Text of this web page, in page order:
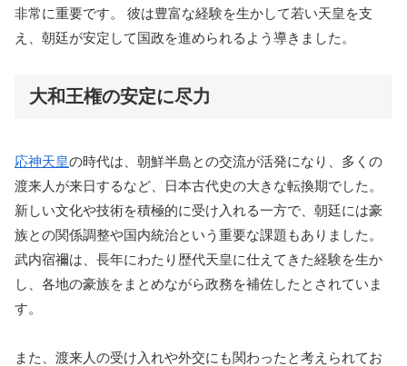
非常に重要です。 彼は豊富な経験を生かして若い天皇を支
え、朝廷が安定して国政を進められるよう導きました。
大和王権の安定に尽力
応神天皇の時代は、朝鮮半島との交流が活発になり、多くの
渡来人が来日するなど、日本古代史の大きな転換期でした。
新しい文化や技術を積極的に受け入れる一方で、朝廷には豪
族との関係調整や国内統治という重要な課題もありました。
武内宿禰は、長年にわたり歴代天皇に仕えてきた経験を生か
し、各地の豪族をまとめながら政務を補佐したとされていま
す。
また、渡来人の受け入れや外交にも関わったと考えられてお